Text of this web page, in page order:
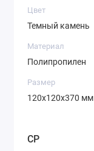
Цвет
Темный камень
Материал
Полипропилен
Размер
120х120х370 мм
CP